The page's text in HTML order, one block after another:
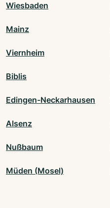
Wiesbaden
Mainz
Viernheim
Biblis
Edingen-Neckarhausen
Alsenz
Nußbaum
Müden (Mosel)